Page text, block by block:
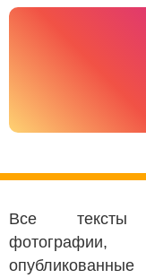
Все
фотографии,